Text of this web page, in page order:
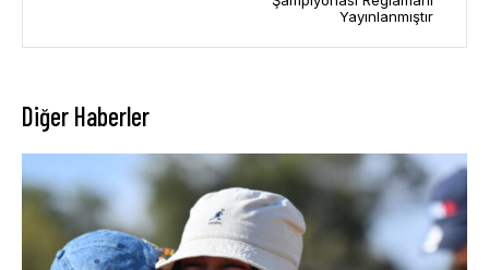
Yayınlanmıştır
Diğer Haberler